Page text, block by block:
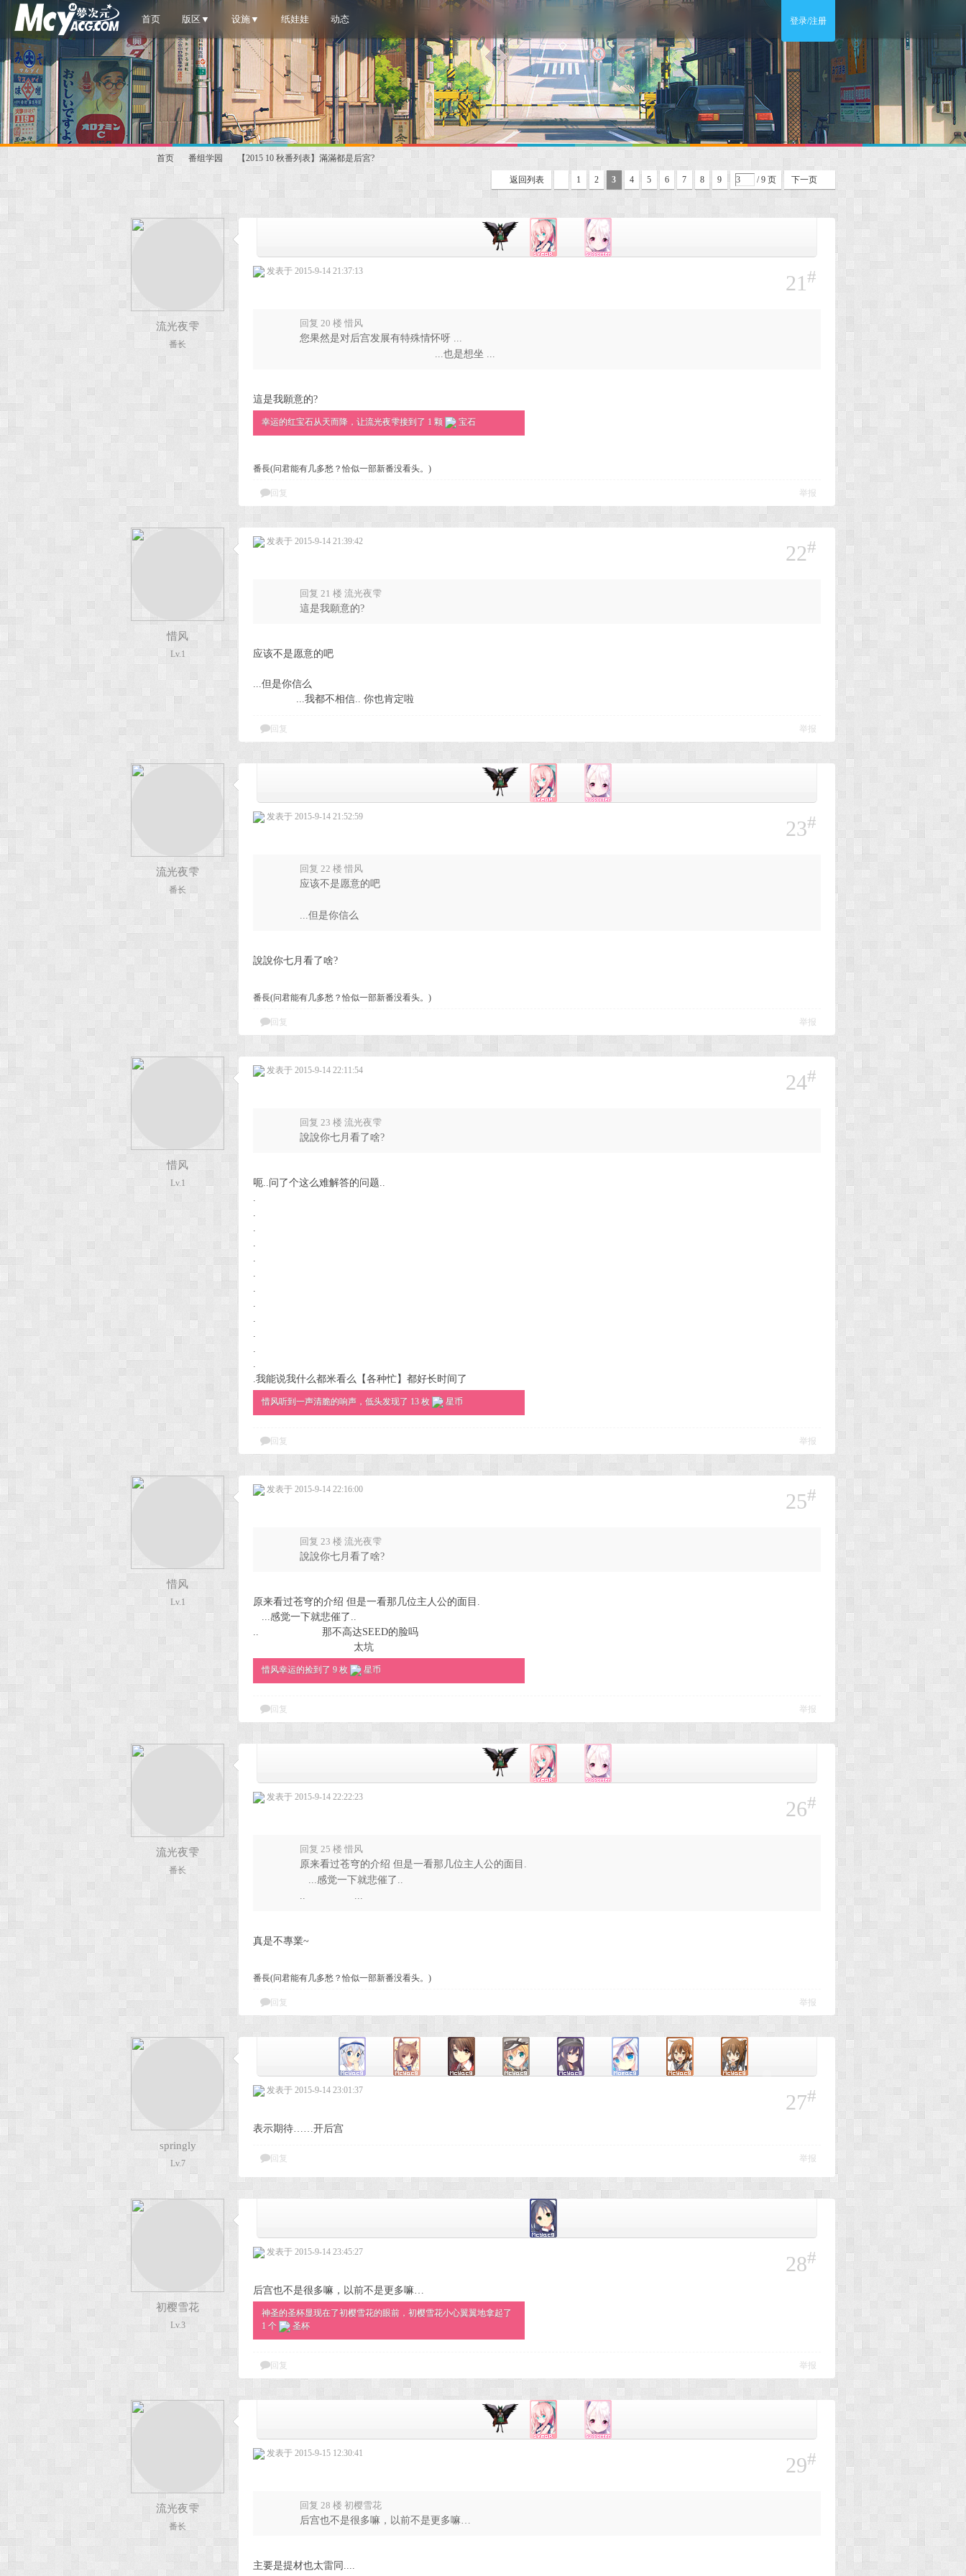
登录/注册
首页 版区▼ 设施▼ 纸娃娃 动态
梦
元
»
首页
›
番组学园
›
【2015 10 秋番列表】滿滿都是后宮?
1 2 3 4 5 6 7 8 9 / 9 页 下一页
返回列表
流光夜雫
番长
21 #
发表于 2015-9-14 21:37:13
回复 20 楼 惜风
您果然是对后宫发展有特殊情怀呀 ...
...也是想坐 ...
這是我願意的?
幸运的红宝石从天而降，让流光夜雫接到了 1 颗 宝石
番長(问君能有几多愁？恰似一部新番没看头。)
回复 举报
惜风
Lv.1
22#
发表于 2015-9-14 21:39:42
回复 21 楼 流光夜雫
這是我願意的?
应该不是愿意的吧
...但是你信么
...我都不相信.. 你也肯定啦
回复 举报
流光夜雫
番长
23#
发表于 2015-9-14 21:52:59
回复 22 楼 惜风
应该不是愿意的吧
...但是你信么
說說你七月看了啥?
番長(问君能有几多愁？恰似一部新番没看头。)
回复 举报
惜风
Lv.1
24#
发表于 2015-9-14 22:11:54
回复 23 楼 流光夜雫
說說你七月看了啥?
呃..问了个这么难解答的问题..
.
.
.
.
.
.
.
.
.
.
.
.
.我能说我什么都米看么【各种忙】都好长时间了
惜风听到一声清脆的响声，低头发现了 13 枚 星币
回复 举报
惜风
Lv.1
25#
发表于 2015-9-14 22:16:00
回复 23 楼 流光夜雫
說說你七月看了啥?
原来看过苍穹的介绍 但是一看那几位主人公的面目.
...感觉一下就悲催了..
.. 那不高达SEED的脸吗
太坑
惜风幸运的捡到了 9 枚 星币
回复 举报
流光夜雫
番长
26#
发表于 2015-9-14 22:22:23
回复 25 楼 惜风
原来看过苍穹的介绍 但是一看那几位主人公的面目.
...感觉一下就悲催了..
.. ...
真是不專業~
番長(问君能有几多愁？恰似一部新番没看头。)
回复 举报
springly
Lv.7
27#
发表于 2015-9-14 23:01:37
表示期待……开后宫
回复 举报
初樱雪花
Lv.3
28#
发表于 2015-9-14 23:45:27
后宫也不是很多嘛，以前不是更多嘛…
神圣的圣杯显现在了初樱雪花的眼前，初樱雪花小心翼翼地拿起了
1 个
圣杯
回复 举报
流光夜雫
番长
29#
发表于 2015-9-15 12:30:41
回复 28 楼 初樱雪花
后宫也不是很多嘛，以前不是更多嘛…
主要是提材也太雷同....